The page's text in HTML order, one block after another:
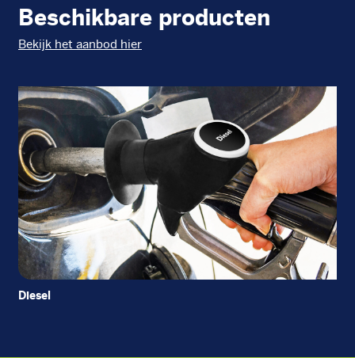
Beschikbare producten
Bekijk het aanbod hier
Diesel